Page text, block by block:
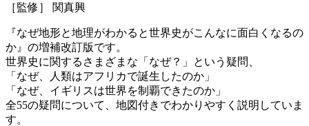
［監修］ 関真興
『なぜ地形と地理がわかると世界史がこんなに面白くなるの
か』の増補改訂版です。
世界史に関するさまざまな「なぜ？」という疑問、
「なぜ、人類はアフリカで誕生したのか」
「なぜ、イギリスは世界を制覇できたのか」
全55の疑問について、地図付きでわかりやすく説明していま
す。